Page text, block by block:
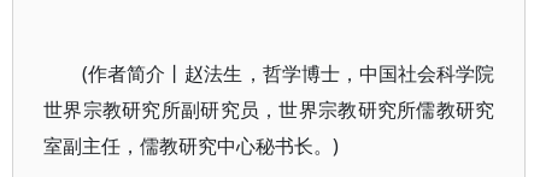
(作者简介丨赵法生，哲学博士，中国社会科学院
世界宗教研究所副研究员，世界宗教研究所儒教研究
室副主任，儒教研究中心秘书长。)